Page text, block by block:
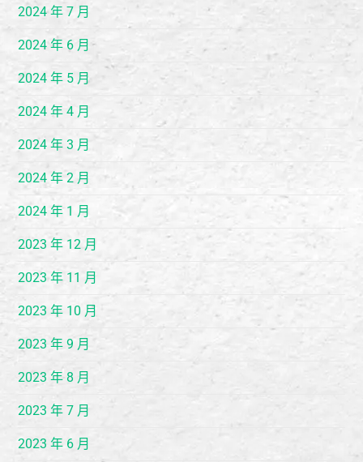
2024 年 7 月
2024 年 6 月
2024 年 5 月
2024 年 4 月
2024 年 3 月
2024 年 2 月
2024 年 1 月
2023 年 12 月
2023 年 11 月
2023 年 10 月
2023 年 9 月
2023 年 8 月
2023 年 7 月
2023 年 6 月